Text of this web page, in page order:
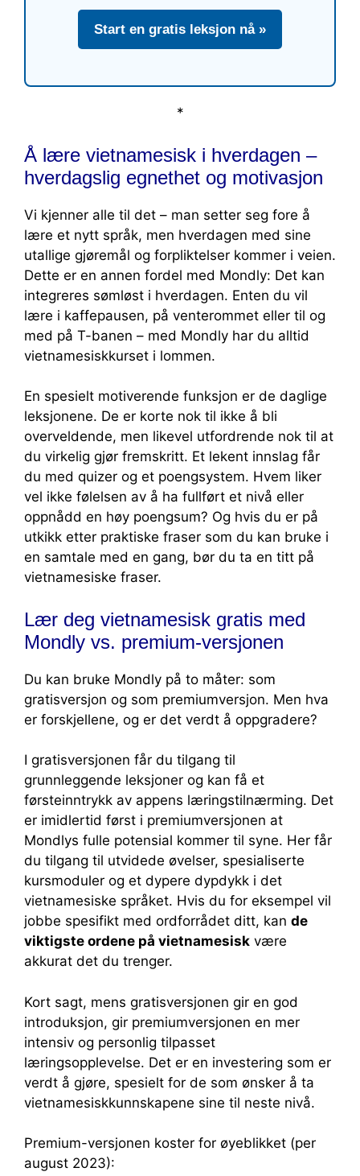
Start en gratis leksjon nå »
*
Å lære vietnamesisk i hverdagen –
hverdagslig egnethet og motivasjon
Vi kjenner alle til det – man setter seg fore å
lære et nytt språk, men hverdagen med sine
utallige gjøremål og forpliktelser kommer i veien.
Dette er en annen fordel med Mondly: Det kan
integreres sømløst i hverdagen. Enten du vil
lære i kaffepausen, på venterommet eller til og
med på T-banen – med Mondly har du alltid
vietnamesiskkurset i lommen.
En spesielt motiverende funksjon er de daglige
leksjonene. De er korte nok til ikke å bli
overveldende, men likevel utfordrende nok til at
du virkelig gjør fremskritt. Et lekent innslag får
du med quizer og et poengsystem. Hvem liker
vel ikke følelsen av å ha fullført et nivå eller
oppnådd en høy poengsum? Og hvis du er på
utkikk etter praktiske fraser som du kan bruke i
en samtale med en gang, bør du ta en titt på
vietnamesiske fraser.
Lær deg vietnamesisk gratis med
Mondly vs. premium-versjonen
Du kan bruke Mondly på to måter: som
gratisversjon og som premiumversjon. Men hva
er forskjellene, og er det verdt å oppgradere?
I gratisversjonen får du tilgang til
grunnleggende leksjoner og kan få et
førsteinntrykk av appens læringstilnærming. Det
er imidlertid først i premiumversjonen at
Mondlys fulle potensial kommer til syne. Her får
du tilgang til utvidede øvelser, spesialiserte
kursmoduler og et dypere dypdykk i det
vietnamesiske språket. Hvis du for eksempel vil
jobbe spesifikt med ordforrådet ditt, kan de
viktigste ordene på vietnamesisk være
akkurat det du trenger.
Kort sagt, mens gratisversjonen gir en god
introduksjon, gir premiumversjonen en mer
intensiv og personlig tilpasset
læringsopplevelse. Det er en investering som er
verdt å gjøre, spesielt for de som ønsker å ta
vietnamesiskkunnskapene sine til neste nivå.
Premium-versjonen koster for øyeblikket (per
august 2023):